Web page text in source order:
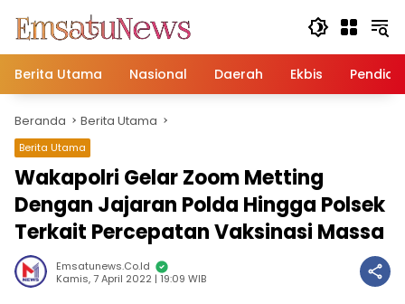
konten
Berita Utama
Nasional Daerah Ekbis
Beranda Berita Utama
Berita Utama
Wakapolri Gelar Zoom Metting
Dengan Jajaran Polda Hingga Polsek
Terkait Percepatan Vaksinasi Massa
Emsatunews.co.id
Kamis, 7 April 2022 | 19:09 WIB